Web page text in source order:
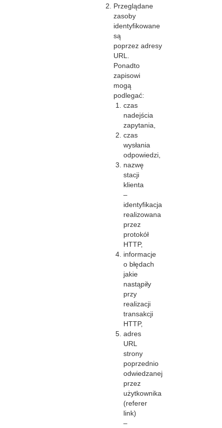
Przeglądane
zasoby
identyfikowane
są
poprzez adresy
URL.
Ponadto
zapisowi
mogą
podlegać:
czas
nadejścia
zapytania,
czas
wysłania
odpowiedzi,
nazwę
stacji
klienta
–
identyfikacja
realizowana
przez
protokół
HTTP,
informacje
o błędach
jakie
nastąpiły
przy
realizacji
transakcji
HTTP,
adres
URL
strony
poprzednio
odwiedzanej
przez
użytkownika
(referer
link)
–